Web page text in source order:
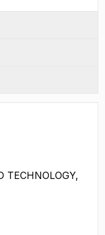
TECHNOLOGY,